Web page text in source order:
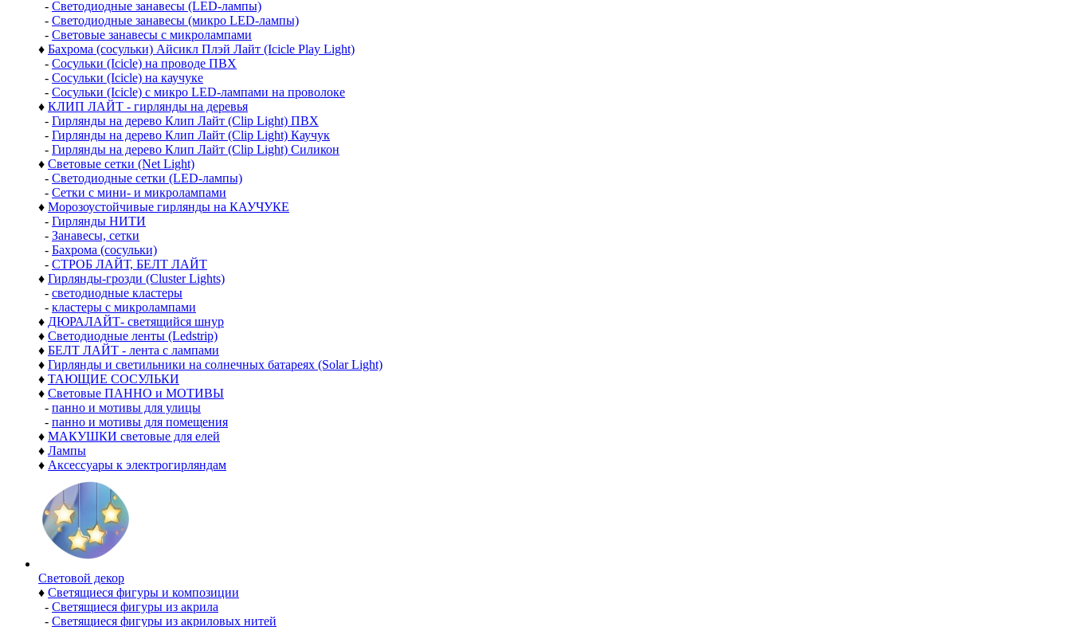
- Светодиодные занавесы (LED-лампы)
- Светодиодные занавесы (микро LED-лампы)
- Световые занавесы с микролампами
♦ Бахрома (сосульки) Айсикл Плэй Лайт (Icicle Play Light)
- Сосульки (Icicle) на проводе ПВХ
- Сосульки (Icicle) на каучуке
- Сосульки (Icicle) с микро LED-лампами на проволоке
♦ КЛИП ЛАЙТ - гирлянды на деревья
- Гирлянды на дерево Клип Лайт (Clip Light) ПВХ
- Гирлянды на дерево Клип Лайт (Clip Light) Каучук
- Гирлянды на дерево Клип Лайт (Clip Light) Силикон
♦ Световые сетки (Net Light)
- Светодиодные сетки (LED-лампы)
- Сетки с мини- и микролампами
♦ Морозоустойчивые гирлянды на КАУЧУКЕ
- Гирлянды НИТИ
- Занавесы, сетки
- Бахрома (сосульки)
- СТРОБ ЛАЙТ, БЕЛТ ЛАЙТ
♦ Гирлянды-грозди (Cluster Lights)
- светодиодные кластеры
- кластеры с микролампами
♦ ДЮРАЛАЙТ- светящийся шнур
♦ Светодиодные ленты (Ledstrip)
♦ БЕЛТ ЛАЙТ - лента с лампами
♦ Гирлянды и светильники на солнечных батареях (Solar Light)
♦ ТАЮЩИЕ СОСУЛЬКИ
♦ Световые ПАННО и МОТИВЫ
- панно и мотивы для улицы
- панно и мотивы для помещения
♦ МАКУШКИ световые для елей
♦ Лампы
♦ Аксессуары к электрогирляндам
Световой декор
♦ Светящиеся фигуры и композиции
- Светящиеся фигуры из акрила
- Светящиеся фигуры из акриловых нитей